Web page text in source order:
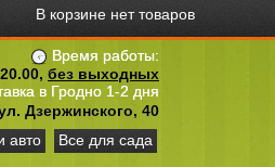
В корзине нет товаров
Время работы:
без выходных
в Гродно 1-2 дня
Дзержинского, 40
авто Все для сада